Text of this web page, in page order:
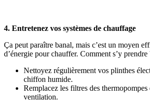
4. Entretenez vos systèmes de chauffage
Ça peut paraître banal, mais c’est un moyen
d’énergie pour chauffer. Comment s’y prendre
Nettoyez régulièrement vos plinthes
chiffon humide.
Remplacez les filtres des thermopompes
ventilation.